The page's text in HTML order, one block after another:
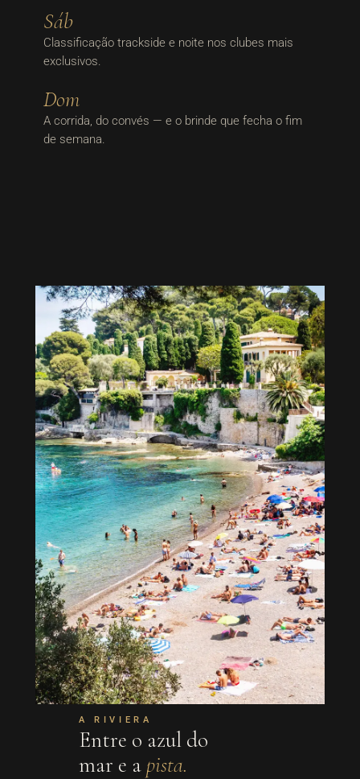
Sáb
Classificação trackside e noite nos clubes mais
exclusivos.
Dom
A corrida, do convés — e o brinde que fecha o fim
de semana.
A RIVIERA
Entre o azul do
mar e a pista.